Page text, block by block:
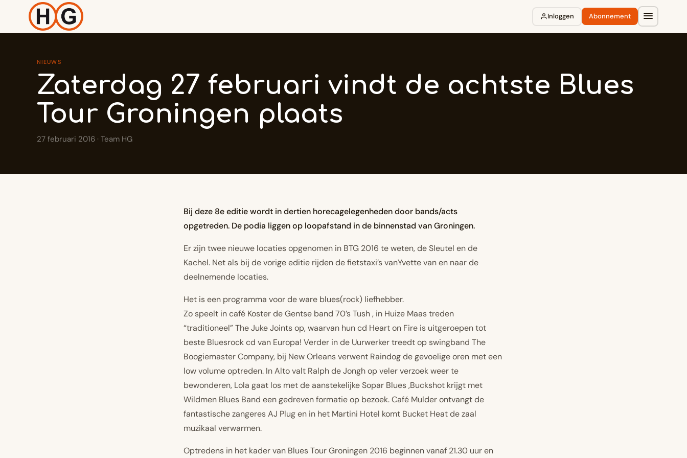
Inloggen Abonnement
NIEUWS
Zaterdag 27 februari vindt de achtste Blues
Tour Groningen plaats
27 februari 2016 · Team HG
Bij deze 8e editie wordt in dertien horecagelegenheden door bands/acts
opgetreden. De podia liggen op loopafstand in de binnenstad van Groningen.
Er zijn twee nieuwe locaties opgenomen in BTG 2016 te weten,de Sleutel ende
Kachel. Net als bij de vorige editie rijden defietstaxi’s vanYvettevan en naar de
deelnemende locaties.
Het is een programma voor de ware blues(rock) liefhebber.
Zo speelt in café Koster de Gentse band 70’s Tush , in Huize Maas treden
“traditioneel” The Juke Joints op, waarvan hun cd Heart on Fire is uitgeroepen tot
beste Bluesrock cd van Europa! Verder in de Uurwerker treedt op swingband The
Boogiemaster Company, bij New Orleans verwent Raindog de gevoelige oren met een
low volume optreden. In Alto valt Ralph de Jongh op veler verzoek weer te
bewonderen, Lola gaat los met de aanstekelijke Sopar Blues ,Buckshot krijgt met
Wildmen Blues Band een gedreven formatie op bezoek. Café Mulder ontvangt de
fantastische zangeres AJ Plug en in het Martini Hotel komt Bucket Heat de zaal
muzikaal verwarmen.
Optredens in het kader van Blues Tour Groningen 2016 beginnen vanaf 21.30 uur en